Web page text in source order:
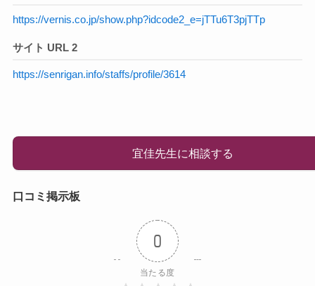
https://vernis.co.jp/show.php?idcode2_e=jTTu6T3pjTTp
サイト URL 2
https://senrigan.info/staffs/profile/3614
宜佳先生に相談する
口コミ掲示板
0
当たる度